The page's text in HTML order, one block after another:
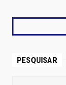
PESQUISAR